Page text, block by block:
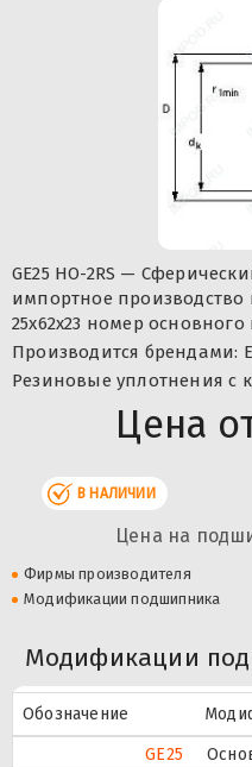
GE25 HO-2RS —
импортное производство
25x62x23 номер основного
Производится брендами:
Резиновые уплотнения
Цена
В НАЛИЧИИ
Цена на
Фирмы производителя
Модификации подшипника
Модификации
Обозначение
GE25